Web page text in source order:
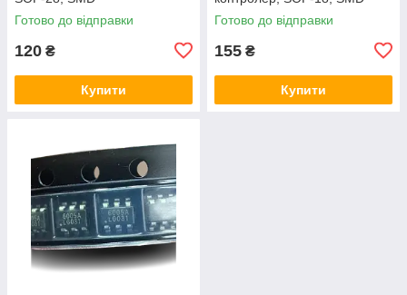
Готово до відправки
120 ₴
Купити
Готово до відправки
155 ₴
Купити